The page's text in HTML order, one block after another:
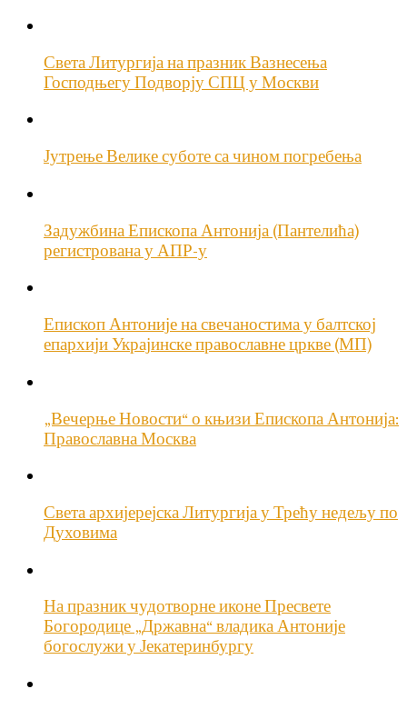
Света Литургија на празник Вазнесења
Господњегу Подворју СПЦ у Москви
Јутрење Велике суботе са чином погребења
Задужбина Епископа Антонија (Пантелића)
регистрована у АПР-у
Епископ Антоније на свечаностима у балтској
епархији Украјинске православне цркве (МП)
„Вечерње Новости“ о књизи Епископа Антонија:
Православна Москва
Света архијерејска Литургија у Трећу недељу по
Духовима
На празник чудотворне иконе Пресвете
Богородице „Државна“ владика Антоније
богослужи у Јекатеринбургу